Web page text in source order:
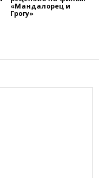
«Мандалорец и
Грогу»